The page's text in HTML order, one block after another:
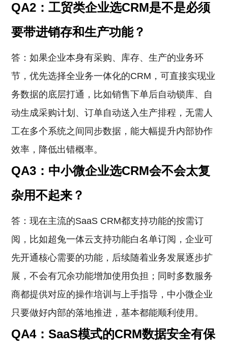
QA2：工贸类企业选CRM是不是必须
要带进销存和生产功能？
答：如果企业本身有采购、库存、生产的业务环
节，优先选择全业务一体化的CRM，可直接实现业
务数据的底层打通，比如销售下单后自动锁库、自
动生成采购计划、订单自动送入生产排程，无需人
工在多个系统之间同步数据，能大幅提升内部协作
效率，降低出错概率。
QA3：中小微企业选CRM会不会太复
杂用不起来？
答：现在主流的SaaS CRM都支持功能的按需订
阅，比如超兔一体云支持功能白名单订阅，企业可
先开通核心需要的功能，后续随着业务发展逐步扩
展，不会有冗余功能增加使用负担；同时多数服务
商都提供对应的操作培训与上手指导，中小微企业
只要做好内部的落地推进，基本都能顺利使用。
QA4：SaaS模式的CRM数据安全有保